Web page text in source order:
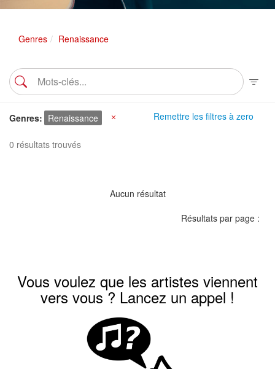
Genres Renaissance
Remettre les filtres à zero
Genres Renaissance
0 résultats trouvés
Aucun résultat
Résultats par page :
Vous voulez que les artistes viennent
vers vous ? Lancez un appel !